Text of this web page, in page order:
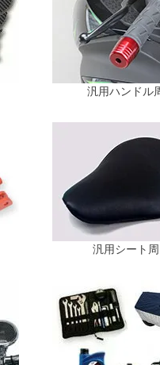
汎用ハンドル
汎用シート周